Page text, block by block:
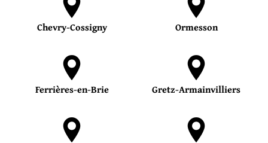
Chevry-Cossigny Ormesson
Ferrières-en-Brie Gretz-Armainvilliers